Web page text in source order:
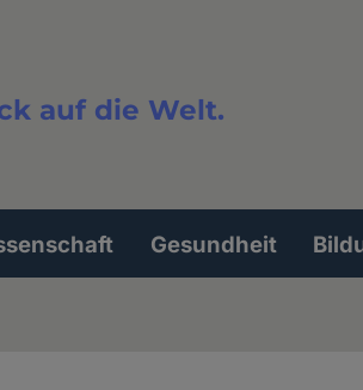
auf die Welt.
Gesundheit